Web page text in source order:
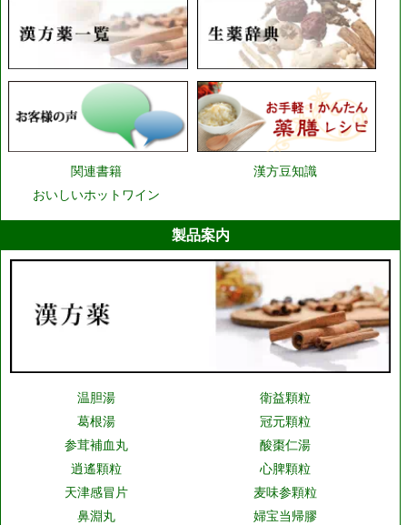
関連書籍
漢方豆知識
おいしいホットワイン
製品案内
温胆湯
衛益顆粒
葛根湯
冠元顆粒
参茸補血丸
酸棗仁湯
逍遙顆粒
心脾顆粒
天津感冒片
麦味参顆粒
鼻淵丸
婦宝当帰膠